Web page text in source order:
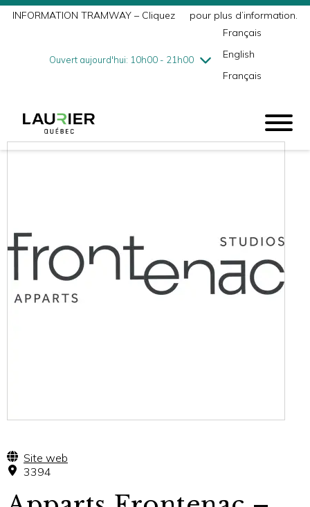
INFORMATION TRAMWAY – Cliquez pour plus d’information.
Ouvert aujourd'hui: 10h00 - 21h00
mercredi8/5
10h00 - 18h00
vendredi8/7
10h00 - 21h00
Français
English
Français
Site web
3394